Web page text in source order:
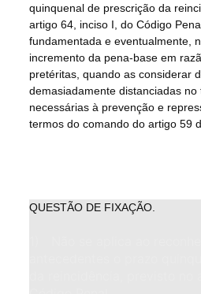
quinquenal de prescrição da
artigo 64, inciso I, do Código
fundamentada e eventualmente,
incremento da pena-base em
pretéritas, quando as considerar
demasiadamente distanciadas
necessárias à prevenção e
termos do comando do artigo 59
QUESTÃO DE FIXAÇÃO.